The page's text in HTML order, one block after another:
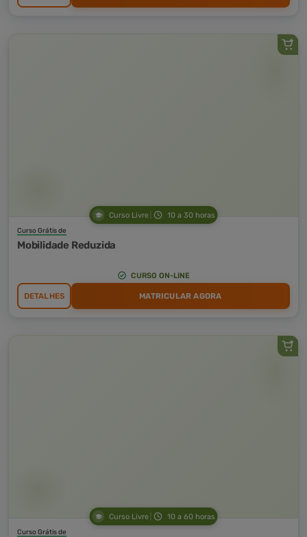
Curso Livre 10 a 30 horas
Curso Grátis de
Mobilidade Reduzida
CURSO ON-LINE
DETALHES MATRICULAR AGORA
Curso Livre 10 a 60 horas
Curso Grátis de